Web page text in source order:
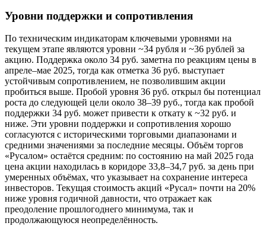
Уровни поддержки и сопротивления
По техническим индикаторам ключевыми уровнями на
текущем этапе являются уровни ~34 рубля и ~36 рублей за
акцию. Поддержка около 34 руб. заметна по реакциям цены в
апреле–мае 2025, тогда как отметка 36 руб. выступает
устойчивым сопротивлением, не позволившим акции
пробиться выше. Пробой уровня 36 руб. открыл бы потенциал
роста до следующей цели около 38–39 руб., тогда как пробой
поддержки 34 руб. может привести к откату к ~32 руб. и
ниже. Эти уровни поддержки и сопротивления хорошо
согласуются с историческими торговыми диапазонами и
средними значениями за последние месяцы. Объём торгов
«Русалом» остаётся средним: по состоянию на май 2025 года
цена акции находилась в коридоре 33,8–34,7 руб. за день при
умеренных объёмах, что указывает на сохранение интереса
инвесторов. Текущая стоимость акций «Русал» почти на 20%
ниже уровня годичной давности, что отражает как
преодоление прошлогоднего минимума, так и
продолжающуюся неопределённость.